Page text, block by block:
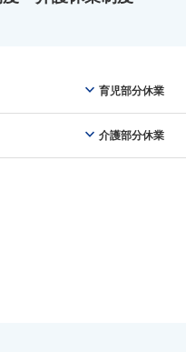
keyboard_arrow_down 育児部分休業
keyboard_arrow_down 介護部分休業